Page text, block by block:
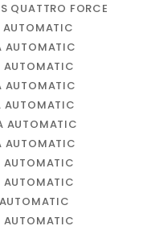
QUATTRO FORCE
AUTOMATIC
AUTOMATIC
AUTOMATIC
AUTOMATIC
AUTOMATIC
AUTOMATIC
AUTOMATIC
AUTOMATIC
AUTOMATIC
AUTOMATIC